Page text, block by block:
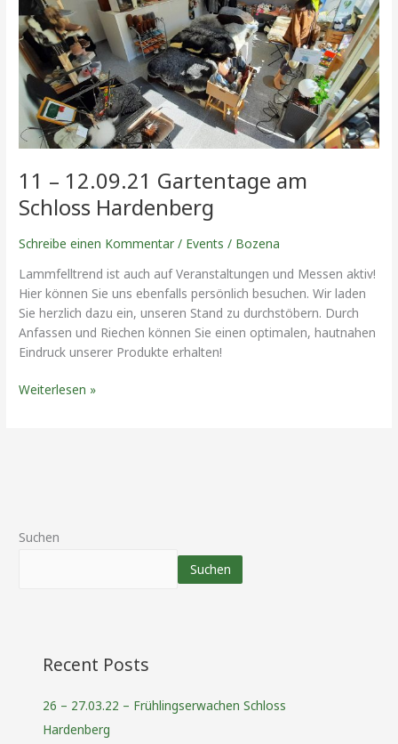
11 – 12.09.21 Gartentage am
Schloss Hardenberg
Schreibe einen Kommentar / Events / Bozena
Lammfelltrend ist auch auf Veranstaltungen und Messen aktiv!
Hier können Sie uns ebenfalls persönlich besuchen. Wir laden
Sie herzlich dazu ein, unseren Stand zu durchstöbern. Durch
Anfassen und Riechen können Sie einen optimalen, hautnahen
Eindruck unserer Produkte erhalten!
am
Schloss
Hardenberg
Weiterlesen »
Suchen
Suchen
Recent Posts
26 – 27.03.22 – Frühlingserwachen Schloss
Hardenberg